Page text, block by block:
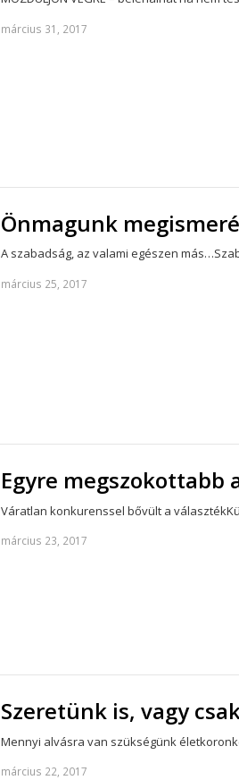
március 31, 2017
Önmagunk
A szabadság, az valami egészen
március 25, 2017
Egyre megszokottabb
Váratlan konkurenssel bővült a
március 23, 2017
Szeretünk is, vagy
Mennyi alvásra van szükségünk
március 22, 2017